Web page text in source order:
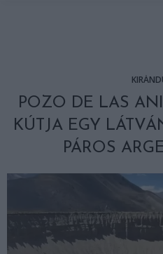
POZO DE LAS
KÚTJA EGY
PÁROS